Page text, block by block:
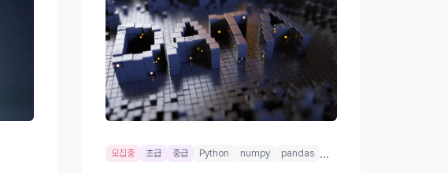
모집중 초급 중급 Python numpy pandas ...